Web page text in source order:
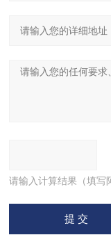
请输入计算结果（填写